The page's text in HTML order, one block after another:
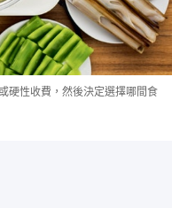
硬性收費，然後決定選擇哪間食